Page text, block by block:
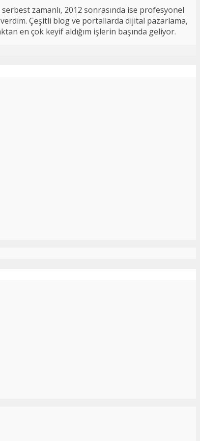
zamanlı, 2012 sonrasında ise profesyonel
Çeşitli blog ve portallarda dijital pazarlama,
en çok keyif aldığım işlerin başında geliyor.